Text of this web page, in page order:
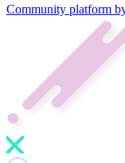
Community platform